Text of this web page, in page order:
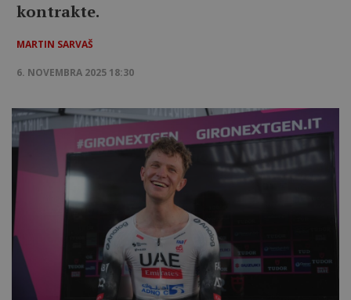
kontrakte.
MARTIN SARVAŠ
6. NOVEMBRA 2025 18:30